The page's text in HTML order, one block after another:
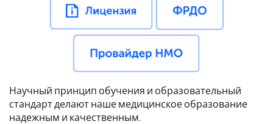
Научный принцип обучения и образовательный
стандарт делают наше медицинское образование
надежным и качественным.